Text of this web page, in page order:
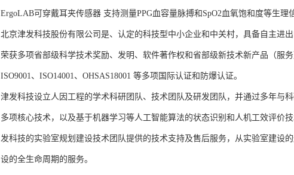
ErgoLAB可穿戴耳夹传感器 支持测量PPG血容量脉搏和SpO2血氧饱和度等生理
北京津发科技股份有限公司是、认定的科技型中小企业和中关村，具备自主进
荣获多项省部级科学技术奖励、发明、软件著作权和省部级新技术新产品（服
ISO9001、ISO14001、OHSAS18001 等多项国际认证和防爆认证。
津发科技设立人因工程的学术科研团队、技术团队及研发团队，并通过多年与
多项核心技术，以及基于机器学习等人工智能算法的状态识别和人机工效评价
发科技的实验室规划建设技术团队提供的技术支持及售后服务，从实验室建设
设的全生命周期的服务。